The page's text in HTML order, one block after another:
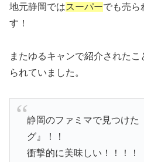
地元静岡ではスーパーでも売ら
す！
またゆるキャンで紹介されたこ
られていました。
静岡のファミマで見つけた
グ』！！
衝撃的に美味しい！！！！